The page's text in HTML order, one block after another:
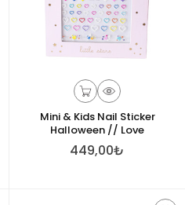
Mini & Kids Nail Sticker
Halloween // Love
449,00₺